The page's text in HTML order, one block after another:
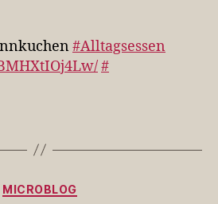
#Alltagsessen
https://t…
#Alltagsessen
#
Kategorien
MICROBLOG